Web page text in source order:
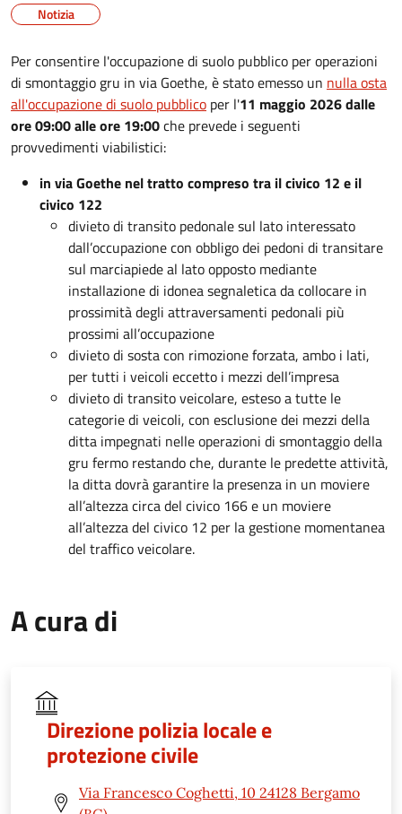
Notizia
Per consentire l'occupazione di suolo pubblico per operazioni
di smontaggio gru in via Goethe, è stato emesso un nulla osta
all'occupazione di suolo pubblico per l'11 maggio 2026 dalle
ore 09:00 alle ore 19:00che prevede i seguenti
provvedimenti viabilistici:
in via Goethe nel tratto compreso tra il civico 12 e il
civico 122
divieto di transito pedonale sul lato interessato
dall’occupazione con obbligo dei pedoni di transitare
sul marciapiede al lato opposto mediante
installazione di idonea segnaletica da collocare in
prossimità degli attraversamenti pedonali più
prossimi all’occupazione
divieto di sosta con rimozione forzata, ambo i lati,
per tutti i veicoli eccetto i mezzi dell’impresa
divieto di transito veicolare, esteso a tutte le
categorie di veicoli, con esclusione dei mezzi della
ditta impegnati nelle operazioni di smontaggio della
gru fermo restando che, durante le predette attività,
la ditta dovrà garantire la presenza in un moviere
all’altezza circa del civico 166 e un moviere
all’altezza del civico 12 per la gestione momentanea
del traffico veicolare.
A cura di
Direzione polizia locale e
protezione civile
Via Francesco Coghetti, 10 24128 Bergamo